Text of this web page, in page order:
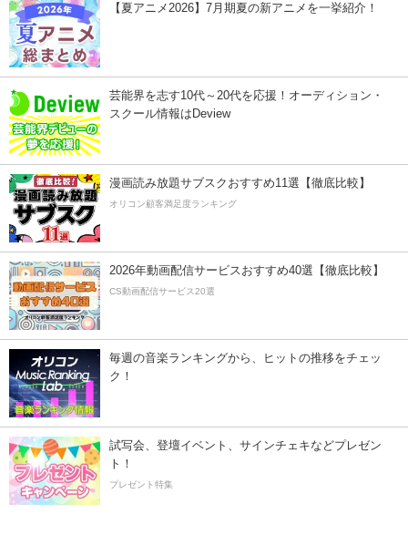
【夏アニメ2026】7月期夏の新アニメを一挙紹介！
芸能界を志す10代～20代を応援！オーディション・
スクール情報はDeview
漫画読み放題サブスクおすすめ11選【徹底比較】
オリコン顧客満足度ランキング
2026年動画配信サービスおすすめ40選【徹底比較】
CS動画配信サービス20選
毎週の音楽ランキングから、ヒットの推移をチェッ
ク！
試写会、登壇イベント、サインチェキなどプレゼン
ト！
プレゼント特集